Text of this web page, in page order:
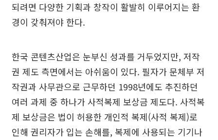
되려면 다양한 기획과 창작이 활발히 이루어지는 환
경이 갖춰져야 한다.
한국 콘텐츠산업은 눈부신 성과를 거두었지만, 저작
권 제도 측면에서는 아쉬움이 있다. 필자가 문체부 저
작권과 사무관으로 근무하던 1998년에도 추진하던
여러 과제 중 하나가 사적복제 보상금 제도다. 사적복
제 보상금은 법이 허용한 개인적 복제(사적 복제)로
인해 권리자가 입는 손해를, 복제에 사용되는 기기나